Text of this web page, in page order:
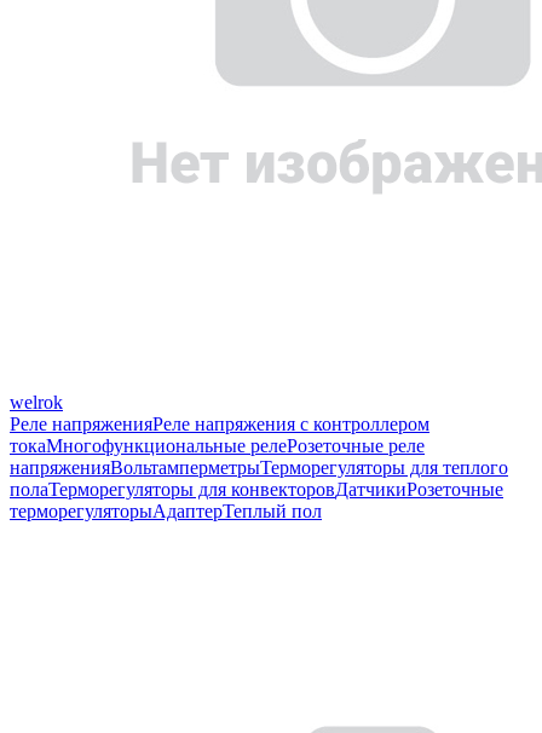
welrok
Реле напряженияРеле напряжения с контроллером
токаМногофункциональные релеРозеточные реле
напряженияВольтамперметрыТерморегуляторы для теплого
полаТерморегуляторы для конвекторовДатчикиРозеточные
терморегуляторыАдаптерТеплый пол